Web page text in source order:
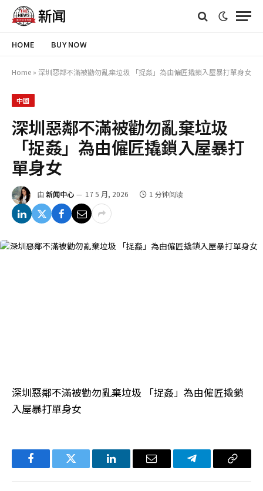
HOME BUY NOW
Home » 深圳惡鄰不滿被勸勿亂棄垃圾 「捉姦」為由僱匠撬鎖入屋暴打單身女
中國
深圳惡鄰不滿被勸勿亂棄垃圾
「捉姦」為由僱匠撬鎖入屋暴打
單身女
由 新闻中心 17 5 月, 2026 1 分钟阅读
深圳惡鄰不滿被勸勿亂棄垃圾 「捉姦」為由僱匠撬鎖
入屋暴打單身女
FacebookTwitter LinkedIn电
Telegram复